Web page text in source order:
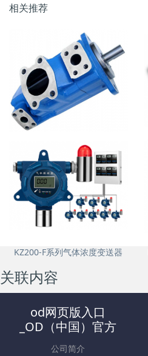
相关推荐
FK8-WK系列叶片泵
KZ200-F系列气体浓度变送器
关联内容
od网页版入口
_OD（中国）官方
公司简介